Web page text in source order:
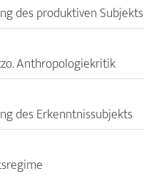
des produktiven Subjekts
Anthropologiekritik
des Erkenntnissubjekts